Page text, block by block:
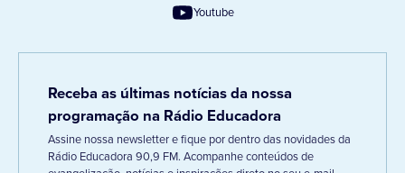
Youtube
Receba as últimas notícias da nossa
programação na Rádio Educadora
Assine nossa newsletter e fique por dentro das novidades da
Rádio Educadora 90,9 FM. Acompanhe conteúdos de